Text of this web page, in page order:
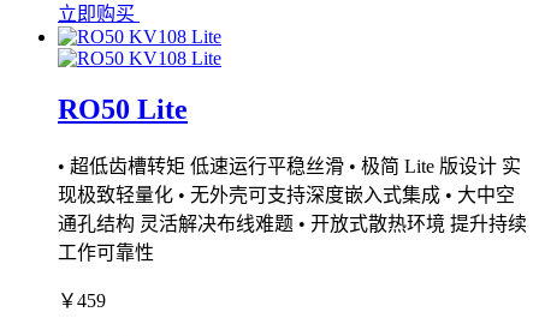
立即购买
RO50 Lite
• 超低齿槽转矩 低速运行平稳丝滑 • 极简 Lite 版设计 实
现极致轻量化 • 无外壳可支持深度嵌入式集成 • 大中空
通孔结构 灵活解决布线难题 • 开放式散热环境 提升持续
工作可靠性
￥459